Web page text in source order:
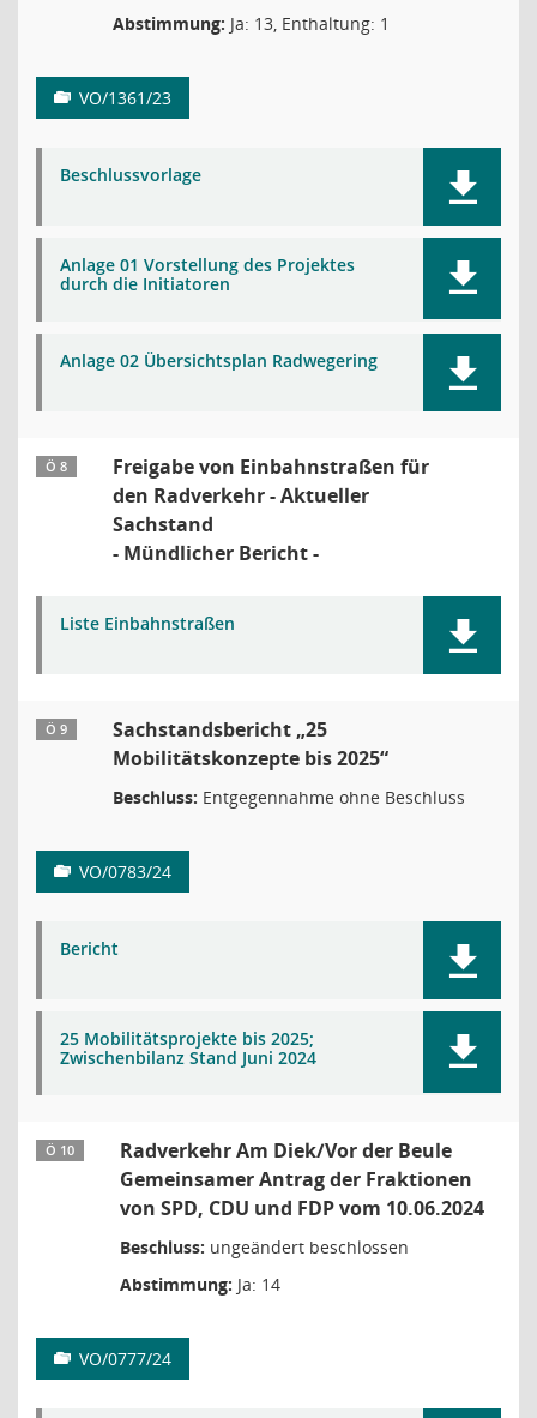
Abstimmung: Ja: 13, Enthaltung: 1
VO/1361/23
Beschlussvorlage
Anlage 01 Vorstellung des Projektes
durch die Initiatoren
Anlage 02 Übersichtsplan Radwegering
Ö 8
Freigabe von Einbahnstraßen für
den Radverkehr - Aktueller
Sachstand
- Mündlicher Bericht -
Liste Einbahnstraßen
Ö 9
Sachstandsbericht „25
Mobilitätskonzepte bis 2025“
Beschluss: Entgegennahme ohne Beschluss
VO/0783/24
Bericht
25 Mobilitätsprojekte bis 2025;
Zwischenbilanz Stand Juni 2024
Ö 10
Radverkehr Am Diek/Vor der Beule
Gemeinsamer Antrag der Fraktionen
von SPD, CDU und FDP vom 10.06.2024
Beschluss: ungeändert beschlossen
Abstimmung: Ja: 14
VO/0777/24